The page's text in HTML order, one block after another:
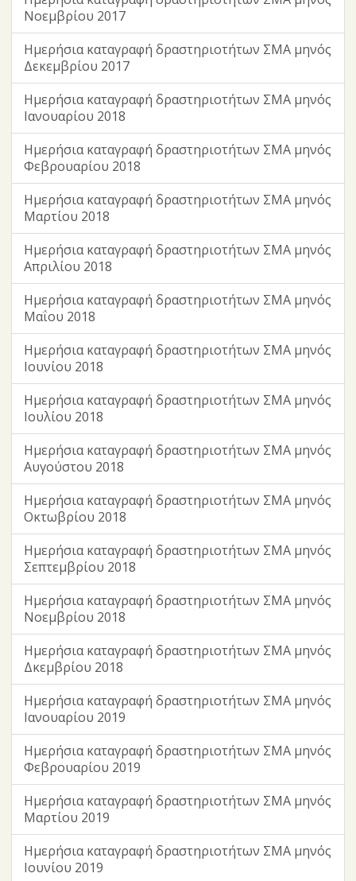
Νοεμβρίου 2017
Ημερήσια καταγραφή δραστηριοτήτων ΣΜΑ μηνός
Δεκεμβρίου 2017
Ημερήσια καταγραφή δραστηριοτήτων ΣΜΑ μηνός
Ιανουαρίου 2018
Ημερήσια καταγραφή δραστηριοτήτων ΣΜΑ μηνός
Φεβρουαρίου 2018
Ημερήσια καταγραφή δραστηριοτήτων ΣΜΑ μηνός
Μαρτίου 2018
Ημερήσια καταγραφή δραστηριοτήτων ΣΜΑ μηνός
Απριλίου 2018
Ημερήσια καταγραφή δραστηριοτήτων ΣΜΑ μηνός
Μαΐου 2018
Ημερήσια καταγραφή δραστηριοτήτων ΣΜΑ μηνός
Ιουνίου 2018
Ημερήσια καταγραφή δραστηριοτήτων ΣΜΑ μηνός
Ιουλίου 2018
Ημερήσια καταγραφή δραστηριοτήτων ΣΜΑ μηνός
Αυγούστου 2018
Ημερήσια καταγραφή δραστηριοτήτων ΣΜΑ μηνός
Οκτωβρίου 2018
Ημερήσια καταγραφή δραστηριοτήτων ΣΜΑ μηνός
Σεπτεμβρίου 2018
Ημερήσια καταγραφή δραστηριοτήτων ΣΜΑ μηνός
Νοεμβρίου 2018
Ημερήσια καταγραφή δραστηριοτήτων ΣΜΑ μηνός
Δκεμβρίου 2018
Ημερήσια καταγραφή δραστηριοτήτων ΣΜΑ μηνός
Ιανουαρίου 2019
Ημερήσια καταγραφή δραστηριοτήτων ΣΜΑ μηνός
Φεβρουαρίου 2019
Ημερήσια καταγραφή δραστηριοτήτων ΣΜΑ μηνός
Μαρτίου 2019
Ημερήσια καταγραφή δραστηριοτήτων ΣΜΑ μηνός
Ιουνίου 2019